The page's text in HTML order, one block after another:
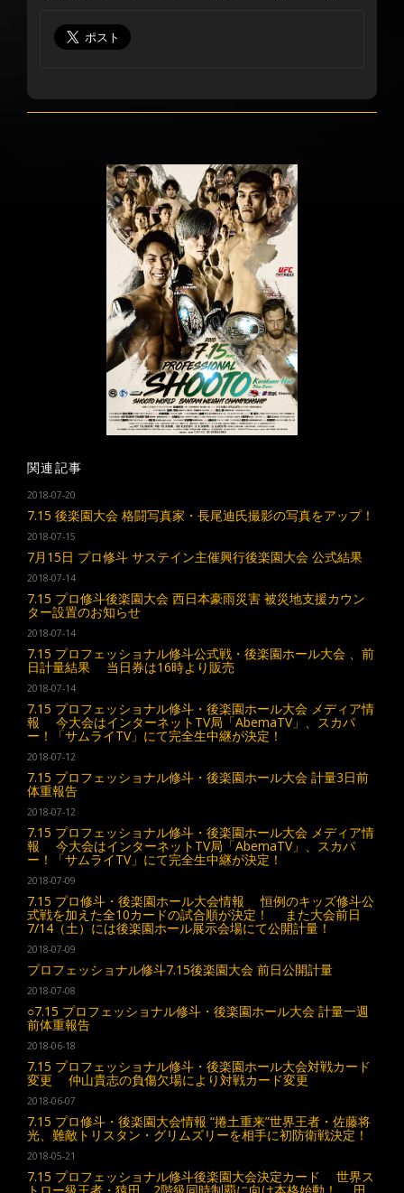
関連記事
2018-07-20
7.15 後楽園大会 格闘写真家・長尾迪氏撮影の写真をアップ！
2018-07-15
7月15日 プロ修斗 サステイン主催興行後楽園大会 公式結果
2018-07-14
7.15 プロ修斗後楽園大会 西日本豪雨災害 被災地支援カウン
ター設置のお知らせ
2018-07-14
7.15 プロフェッショナル修斗公式戦・後楽園ホール大会 、前
日計量結果 当日券は16時より販売
2018-07-14
7.15 プロフェッショナル修斗・後楽園ホール大会 メディア情
報 今大会はインターネットTV局「AbemaTV」、スカパ
ー！「サムライTV」にて完全生中継が決定！
2018-07-12
7.15 プロフェッショナル修斗・後楽園ホール大会 計量3日前
体重報告
2018-07-12
7.15 プロフェッショナル修斗・後楽園ホール大会 メディア情
報 今大会はインターネットTV局「AbemaTV」、スカパ
ー！「サムライTV」にて完全生中継が決定！
2018-07-09
7.15 プロ修斗・後楽園ホール大会情報 恒例のキッズ修斗公
式戦を加えた全10カードの試合順が決定！ また大会前日
7/14（土）には後楽園ホール展示会場にて公開計量！
2018-07-09
プロフェッショナル修斗7.15後楽園大会 前日公開計量
2018-07-08
○7.15 プロフェッショナル修斗・後楽園ホール大会 計量一週
前体重報告
2018-06-18
7.15 プロフェッショナル修斗・後楽園ホール大会対戦カード
変更 仲山貴志の負傷欠場により対戦カード変更
2018-06-07
7.15 プロ修斗・後楽園大会情報 “捲土重来”世界王者・佐藤将
光、難敵トリスタン・グリムズリーを相手に初防衛戦決定！
2018-05-21
7.15 プロフェッショナル修斗後楽園大会決定カード 世界ス